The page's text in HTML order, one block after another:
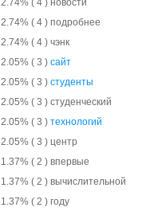
2.74% ( 4 ) новости
2.74% ( 4 ) подробнее
2.74% ( 4 ) чэнк
2.05% ( 3 ) сайт
2.05% ( 3 ) студенты
2.05% ( 3 ) студенческий
2.05% ( 3 ) технологий
2.05% ( 3 ) центр
1.37% ( 2 ) впервые
1.37% ( 2 ) вычислительной
1.37% ( 2 ) году